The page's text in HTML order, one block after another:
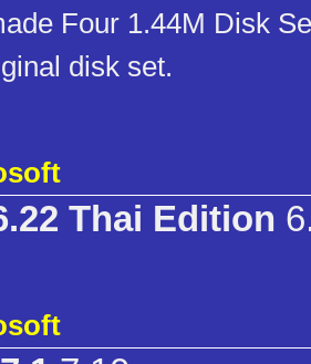
Four 1.44M Disk
disk set.
Thai Edition